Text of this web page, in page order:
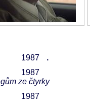
1987 .
1987
ze čtyrky
1987